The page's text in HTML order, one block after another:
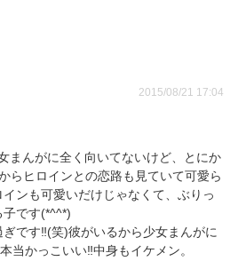
2015/08/21 17:04
まんがに全く向いてないけど、とにか
らヒロインとの恋路も見ていて可愛ら
ンも可愛いだけじゃなくて、ぶりっ
です(*^^*)
です‼(笑)彼がいるから少女まんがに
当かっこいい‼中身もイケメン。